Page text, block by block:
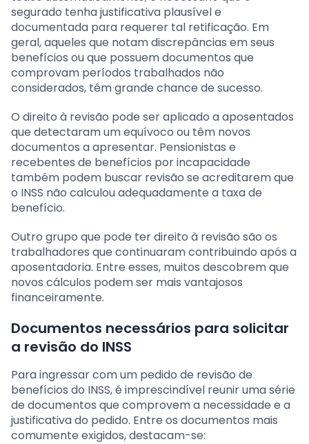
segurado tenha justificativa plausível e
documentada para requerer tal retificação. Em
geral, aqueles que notam discrepâncias em seus
benefícios ou que possuem documentos que
comprovam períodos trabalhados não
considerados, têm grande chance de sucesso.
O direito à revisão pode ser aplicado a aposentados
que detectaram um equívoco ou têm novos
documentos a apresentar. Pensionistas e
recebentes de benefícios por incapacidade
também podem buscar revisão se acreditarem que
o INSS não calculou adequadamente a taxa de
benefício.
Outro grupo que pode ter direito à revisão são os
trabalhadores que continuaram contribuindo após a
aposentadoria. Entre esses, muitos descobrem que
novos cálculos podem ser mais vantajosos
financeiramente.
Documentos necessários para solicitar
a revisão do INSS
Para ingressar com um pedido de revisão de
benefícios do INSS, é imprescindível reunir uma série
de documentos que comprovem a necessidade e a
justificativa do pedido. Entre os documentos mais
comumente exigidos, destacam-se: